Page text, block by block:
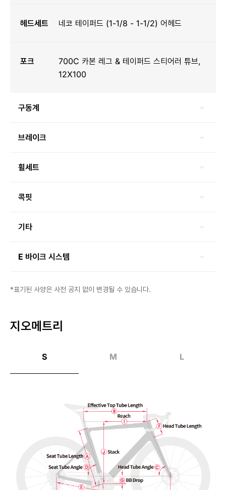
헤드세트 네코 테이퍼드 (1-1/8 - 1-1/2) 어헤드
포크
700C 카본 레그 & 테이퍼드 스티어러 튜브,
12X100
구동계
브레이크
휠세트
콕핏
기타
E 바이크 시스템
*표기된 사양은 사전 공지 없이 변경될 수 있습니다.
지오메트리
S M L